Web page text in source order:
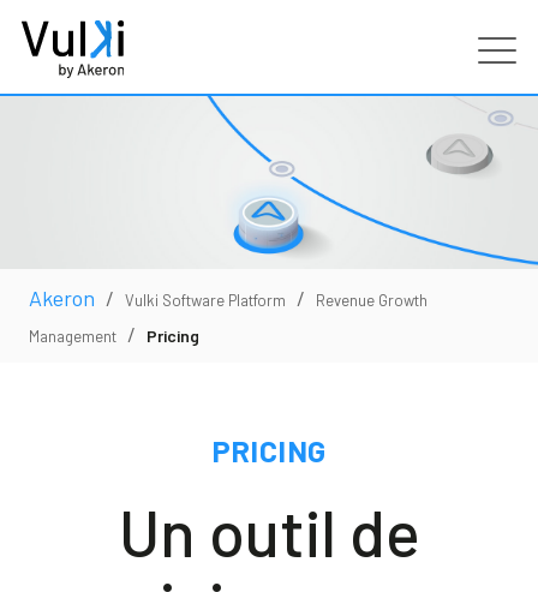
Clients
Akeron / Vulki Software Platform /
Revenue Growth
Management
/ Pricing
PRICING
Un outil de